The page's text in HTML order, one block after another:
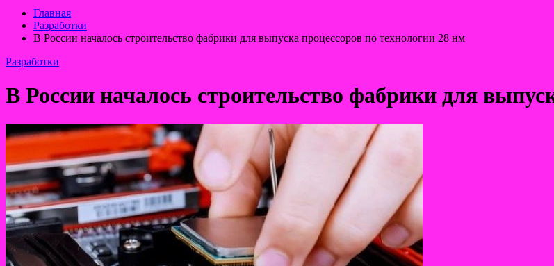
Главная
Разработки
В России началось строительство фабрики для выпуска процессоров по технологии 28 нм
Разработки
В России началось строительство фабрики для